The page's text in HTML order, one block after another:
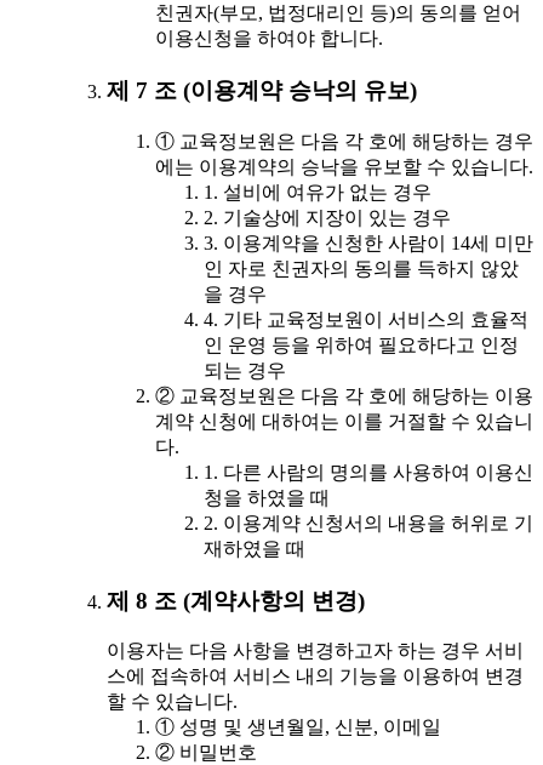
친권자(부모, 법정대리인 등)의 동의를 얻어
이용신청을 하여야 합니다.
제 7 조 (이용계약 승낙의 유보)
① 교육정보원은 다음 각 호에 해당하는 경우
에는 이용계약의 승낙을 유보할 수 있습니다.
1. 설비에 여유가 없는 경우
2. 기술상에 지장이 있는 경우
3. 이용계약을 신청한 사람이 14세 미만
인 자로 친권자의 동의를 득하지 않았
을 경우
4. 기타 교육정보원이 서비스의 효율적
인 운영 등을 위하여 필요하다고 인정
되는 경우
② 교육정보원은 다음 각 호에 해당하는 이용
계약 신청에 대하여는 이를 거절할 수 있습니
다.
1. 다른 사람의 명의를 사용하여 이용신
청을 하였을 때
2. 이용계약 신청서의 내용을 허위로 기
재하였을 때
제 8 조 (계약사항의 변경)
이용자는 다음 사항을 변경하고자 하는 경우 서비
스에 접속하여 서비스 내의 기능을 이용하여 변경
할 수 있습니다.
① 성명 및 생년월일, 신분, 이메일
② 비밀번호